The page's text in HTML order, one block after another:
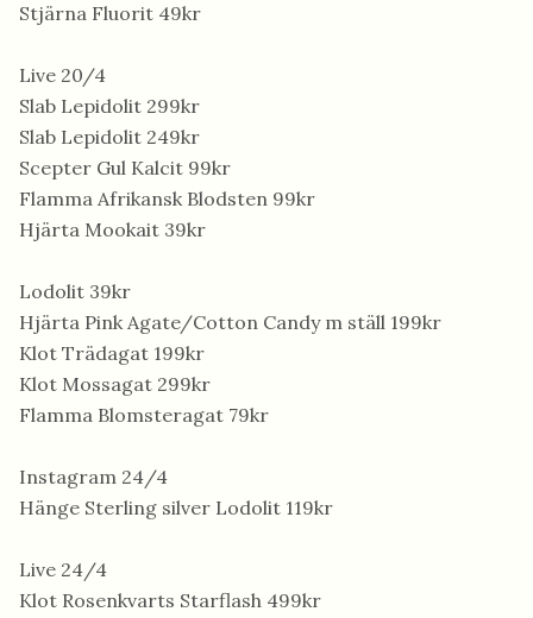
Stjärna Fluorit 49kr
Live 20/4
Slab Lepidolit 299kr
Slab Lepidolit 249kr
Scepter Gul Kalcit 99kr
Flamma Afrikansk Blodsten 99kr
Hjärta Mookait 39kr
Lodolit 39kr
Hjärta Pink Agate/Cotton Candy m ställ 199kr
Klot Trädagat 199kr
Klot Mossagat 299kr
Flamma Blomsteragat 79kr
Instagram 24/4
Hänge Sterling silver Lodolit 119kr
Live 24/4
Klot Rosenkvarts Starflash 499kr